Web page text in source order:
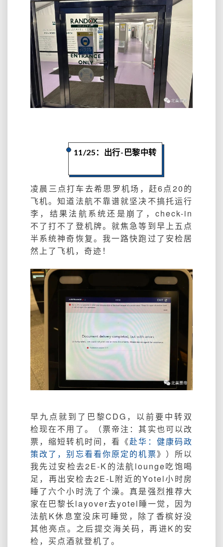
11/25：出行-巴黎中转
凌晨三点打车去希思罗机场，赶6点20的
飞机。知道法航不靠谱就坚决不搞托运行
李，结果法航系统还是崩了，check-in
不了打不了登机牌。就焦急等到早上五点
半系统神奇恢复。我一路快跑过了安检居
然上了飞机，奇迹！
早九点就到了巴黎CDG，以前要中转双
检现在不用了。（票帝注：其实也可以改
票，缩短转机时间，看《赴华：健康码政
策改了，别忘看看你原定的机票》）所以
我先过安检去2E-K的法航lounge吃饱喝
足，再出安检去2E-L附近的Yotel小时房
睡了六个小时洗了个澡。真是强烈推荐大
家在巴黎长layover去yotel睡一觉，因为
法航K休息室没床可睡觉，除了香槟好没
其他亮点。之后提交海关码，再进K的安
检，买点酒就登机了。